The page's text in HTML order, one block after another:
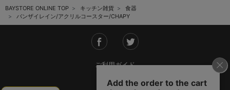
BAYSTORE ONLINE TOP キッチン雑貨
食器
バンザイレイン/アクリルコースター/CHAPY
ご利用ガイド
会社概要